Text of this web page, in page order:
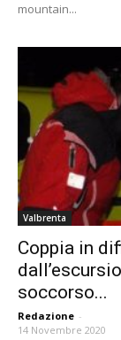
mountain...
Valbrenta
Coppia in
soccorso...
Redazione -
14 Novembre 2020